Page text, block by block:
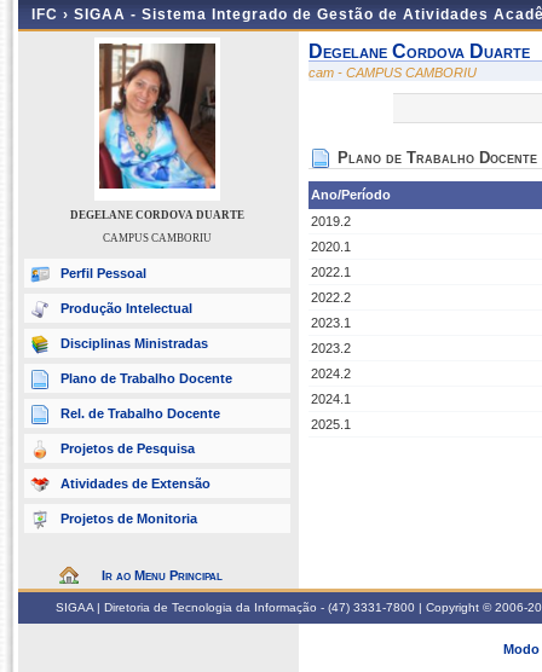
IFC › SIGAA - Sistema Integrado de Gestão de Atividades
DEGELANE CORDOVA DUARTE
CAMPUS CAMBORIU
Perfil Pessoal
Produção Intelectual
Disciplinas Ministradas
Plano de Trabalho Docente
Rel. de Trabalho Docente
Projetos de Pesquisa
Atividades de Extensão
Projetos de Monitoria
Ir ao Menu Principal
Degelane Cordova Duarte
cam - CAMPUS CAMBORIU
Plano de Trabalho Docente
Ano/Período
2019.2
2020.1
2022.1
2022.2
2023.1
2023.2
2024.2
2024.1
2025.1
SIGAA | Diretoria de Tecnologia da Informação - (47) 3331-7800 | Copyright © 2006-
Modo